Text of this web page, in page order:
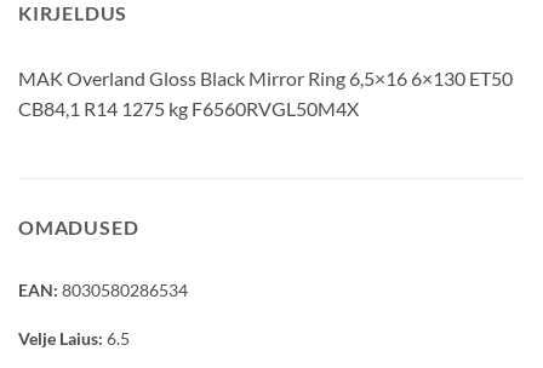
KIRJELDUS
MAK Overland Gloss Black Mirror Ring 6,5×16 6×130 ET50
CB84,1 R14 1275 kg F6560RVGL50M4X
OMADUSED
EAN: 8030580286534
Velje Laius: 6.5